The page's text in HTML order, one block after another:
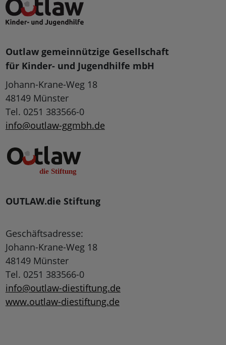
Outlaw gemeinnützige Gesellschaft
für Kinder- und Jugendhilfe mbH
Johann-Krane-Weg 18
48149 Münster
Tel. 0251 383566-0
info@outlaw-ggmbh.de
OUTLAW.die Stiftung
Geschäftsadresse:
Johann-Krane-Weg 18
48149 Münster
Tel. 0251 383566-0
info@outlaw-diestiftung.de
www.outlaw-diestiftung.de